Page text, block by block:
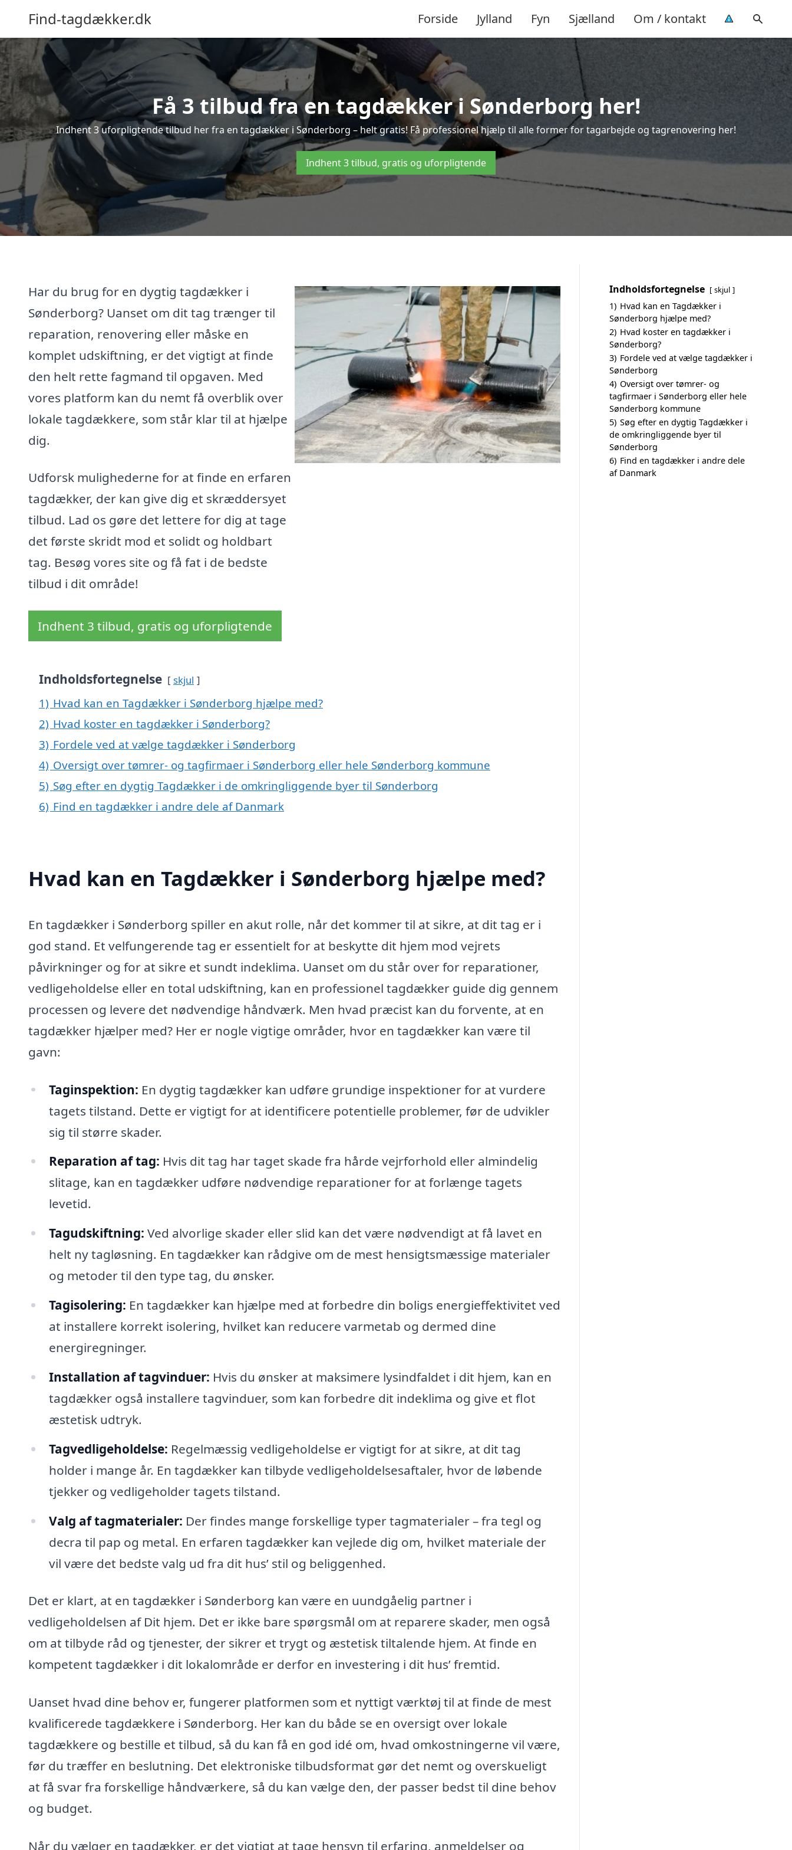
Find-tagdækker.dk Forside Jylland Fyn Sjælland Om / kontakt
Få 3 tilbud fra en tagdækker i Sønderborg her!
Indhent 3 uforpligtende tilbud her fra en tagdækker i Sønderborg – helt gratis! Få professionel hjælp til alle former for tagarbejde og tagrenovering her!
Indhent 3 tilbud, gratis og uforpligtende
Har du brug for en dygtig tagdækker i
Sønderborg? Uanset om dit tag trænger til
reparation, renovering eller måske en
komplet udskiftning, er det vigtigt at finde
den helt rette fagmand til opgaven. Med
vores platform kan du nemt få overblik over
lokale tagdækkere, som står klar til at hjælpe
dig.
Udforsk mulighederne for at finde en erfaren
tagdækker, der kan give dig et skræddersyet
tilbud. Lad os gøre det lettere for dig at tage
det første skridt mod et solidt og holdbart
tag. Besøg vores site og få fat i de bedste
tilbud i dit område!
Indhent 3 tilbud, gratis og uforpligtende
Indholdsfortegnelse skjul
1) Hvad kan en Tagdækker i Sønderborg hjælpe med?
2) Hvad koster en tagdækker i Sønderborg?
3) Fordele ved at vælge tagdækker i Sønderborg
4) Oversigt over tømrer- og tagfirmaer i Sønderborg eller hele Sønderborg kommune
5) Søg efter en dygtig Tagdækker i de omkringliggende byer til Sønderborg
6) Find en tagdækker i andre dele af Danmark
Hvad kan en Tagdækker i Sønderborg hjælpe med?
En tagdækker i Sønderborg spiller en akut rolle, når det kommer til at sikre, at dit tag er i
god stand. Et velfungerende tag er essentielt for at beskytte dit hjem mod vejrets
påvirkninger og for at sikre et sundt indeklima. Uanset om du står over for reparationer,
vedligeholdelse eller en total udskiftning, kan en professionel tagdækker guide dig gennem
processen og levere det nødvendige håndværk. Men hvad præcist kan du forvente, at en
tagdækker hjælper med? Her er nogle vigtige områder, hvor en tagdækker kan være til
gavn:
Taginspektion: En dygtig tagdækker kan udføre grundige inspektioner for at vurdere
tagets tilstand. Dette er vigtigt for at identificere potentielle problemer, før de udvikler
sig til større skader.
Reparation af tag: Hvis dit tag har taget skade fra hårde vejrforhold eller almindelig
slitage, kan en tagdækker udføre nødvendige reparationer for at forlænge tagets
levetid.
Tagudskiftning: Ved alvorlige skader eller slid kan det være nødvendigt at få lavet en
helt ny tagløsning. En tagdækker kan rådgive om de mest hensigtsmæssige materialer
og metoder til den type tag, du ønsker.
Tagisolering: En tagdækker kan hjælpe med at forbedre din boligs energieffektivitet ved
at installere korrekt isolering, hvilket kan reducere varmetab og dermed dine
energiregninger.
Installation af tagvinduer: Hvis du ønsker at maksimere lysindfaldet i dit hjem, kan en
tagdækker også installere tagvinduer, som kan forbedre dit indeklima og give et flot
æstetisk udtryk.
Tagvedligeholdelse: Regelmæssig vedligeholdelse er vigtigt for at sikre, at dit tag
holder i mange år. En tagdækker kan tilbyde vedligeholdelsesaftaler, hvor de løbende
tjekker og vedligeholder tagets tilstand.
Valg af tagmaterialer: Der findes mange forskellige typer tagmaterialer – fra tegl og
decra til pap og metal. En erfaren tagdækker kan vejlede dig om, hvilket materiale der
vil være det bedste valg ud fra dit hus’ stil og beliggenhed.
Det er klart, at en tagdækker i Sønderborg kan være en uundgåelig partner i
vedligeholdelsen af Dit hjem. Det er ikke bare spørgsmål om at reparere skader, men også
om at tilbyde råd og tjenester, der sikrer et trygt og æstetisk tiltalende hjem. At finde en
kompetent tagdækker i dit lokalområde er derfor en investering i dit hus’ fremtid.
Uanset hvad dine behov er, fungerer platformen som et nyttigt værktøj til at finde de mest
kvalificerede tagdækkere i Sønderborg. Her kan du både se en oversigt over lokale
tagdækkere og bestille et tilbud, så du kan få en god idé om, hvad omkostningerne vil være,
før du træffer en beslutning. Det elektroniske tilbudsformat gør det nemt og overskueligt
at få svar fra forskellige håndværkere, så du kan vælge den, der passer bedst til dine behov
og budget.
Når du vælger en tagdækker, er det vigtigt at tage hensyn til erfaring, anmeldelser og
Indholdsfortegnelse skjul
1) Hvad kan en Tagdækker i
Sønderborg hjælpe med?
2) Hvad koster en tagdækker i
Sønderborg?
3) Fordele ved at vælge tagdækker i
Sønderborg
4) Oversigt over tømrer- og
tagfirmaer i Sønderborg eller hele
Sønderborg kommune
5) Søg efter en dygtig Tagdækker i
de omkringliggende byer til
Sønderborg
6) Find en tagdækker i andre dele
af Danmark